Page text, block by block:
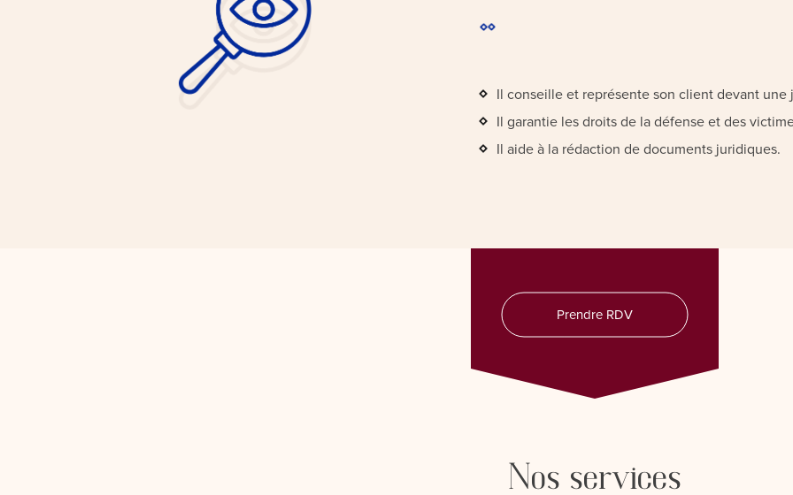
Il conseille et représente son client devant une
Il garantie les droits de la défense et des
Il aide à la rédaction de documents juridiques.
Prendre RDV
Nos services